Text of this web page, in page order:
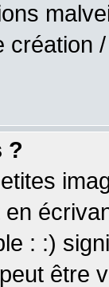
création
?
: :)
être